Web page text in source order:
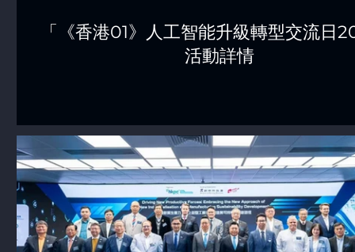
「《香港01》人工智能升級轉型交流日
活動詳情